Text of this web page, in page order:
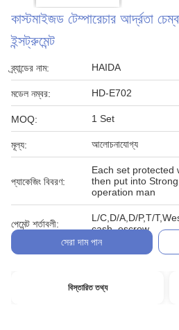
কাস্টমাইজড টেম্পারেচার আর্দ্রতা
ইন্সট্রুমেন্ট
ব্র্যান্ডের নাম: HAIDA
মডেল নম্বর: HD-E702
MOQ: 1 Set
মূল্য: আলোচনাযোগ্য
প্যাকেজিং বিবরণ:
Each set protected
then put into
operation man
পেমেন্ট শর্তাবলী:
L/C,D/A,D/P,T/
cash, escrow
সেরা দাম পান
বিস্তারিত তথ্য